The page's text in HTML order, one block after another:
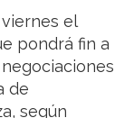
el
pondrá fin a
de
según